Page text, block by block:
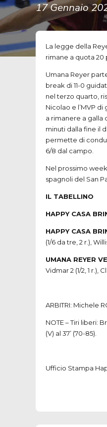
17 Gennaio
La legge della
rimane a quota 20
Umana Reyer
break di 11-0
nel terzo quarto,
Nicolao e l’MVP
a rimanere a galla
minuti dalla fine il
permette di
6/8 dal campo.
Nel prossimo
spagnoli del San
IL TABELLINO
HAPPY CASA
HAPPY CASA
(1/6 da tre, 2 r.),
UMANA REYER
Vidmar 2 (1/2, 1 r.),
ARBITRI: Michele
NOTE – Tiri liberi:
(V) al 37’ (70-85).
Ufficio Stampa